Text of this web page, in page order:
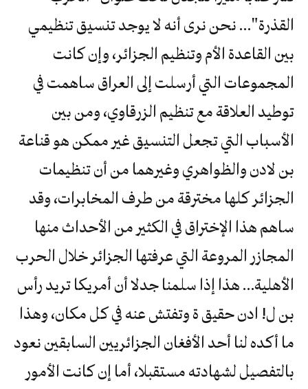
القذرة"… نحن نرى أنه لا يوجد تنسيق تنظيمي
بين القاعدة الأم وتنظيم الجزائر، وإن كانت
المجموعات التي أرسلت إلى العراق ساهمت في
توطيد العلاقة مع تنظيم الزرقاوي، ومن بين
الأسباب التي تجعل التنسيق غير ممكن هو قناعة
بن لادن والظواهري وغيرهما من أن تنظيمات
الجزائر كلها مخترقة من طرف المخابرات، وقد
ساهم هذا الإختراق في الكثير من الأحداث منها
المجازر المروعة التي عرفتها الجزائر خلال الحرب
الأهلية… هذا إذا سلمنا جدلا أن أمريكا تريد رأس
بن ل! ادن حقيق ة وتفتش عنه في كل مكان، وهذا
ما أكده لنا أحد الأفغان الجزائريين السابقين نعود
بالتفصيل لشهادته مستقبلا، أما إن كانت الأمور